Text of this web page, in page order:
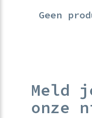
Geen
Meld
onze